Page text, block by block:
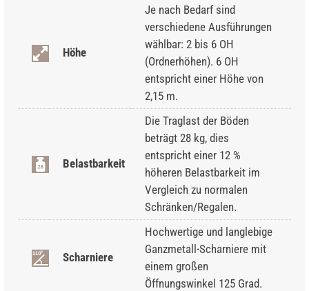
Höhe
Je nach Bedarf sind
verschiedene Ausführungen
wählbar: 2 bis 6 OH
(Ordnerhöhen). 6 OH
entspricht einer Höhe von
2,15 m.
Belastbarkeit
Die Traglast der Böden
beträgt 28 kg, dies
entspricht einer 12 %
höheren Belastbarkeit im
Vergleich zu normalen
Schränken/Regalen.
Scharniere
Hochwertige und langlebige
Ganzmetall-Scharniere mit
einem großen
Öffnungswinkel 125 Grad.